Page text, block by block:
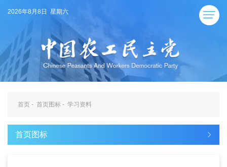
2026年8月8日 星期六
首页 - 首页图标 - 学习资料
首页图标